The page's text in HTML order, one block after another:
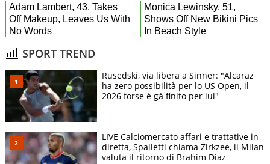
SPORT TREND
Rusedski, via libera a Sinner: "Alcaraz
ha zero possibilità per lo US Open, il
2026 forse è gà finito per lui"
LIVE Calciomercato affari e trattative in
diretta, Spalletti chiama Zirkzee, il Milan
valuta il ritorno di Brahim Diaz